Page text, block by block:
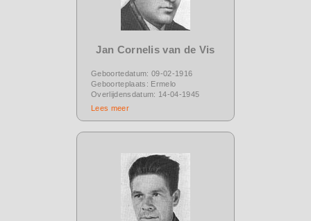
Jan Cornelis van de Vis
Geboortedatum: 09-02-1916
Geboorteplaats: Ermelo
Overlijdensdatum: 14-04-1945
Lees meer